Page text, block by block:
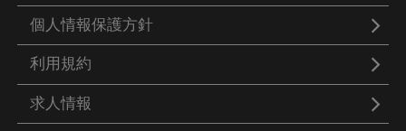
個人情報保護方針
利用規約
求人情報